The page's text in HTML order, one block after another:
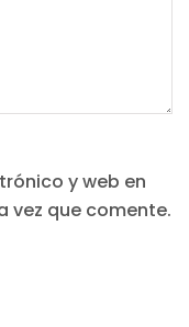
y web en
vez que comente.